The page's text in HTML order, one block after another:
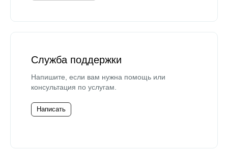
Служба поддержки
Напишите, если вам нужна помощь или
консультация по услугам.
Написать